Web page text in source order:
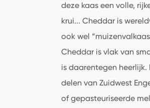
deze kaas een volle,
krui... Cheddar is
ook wel
Cheddar is vlak van
is daarentegen
delen van Zuidwest
of gepasteuriseerde